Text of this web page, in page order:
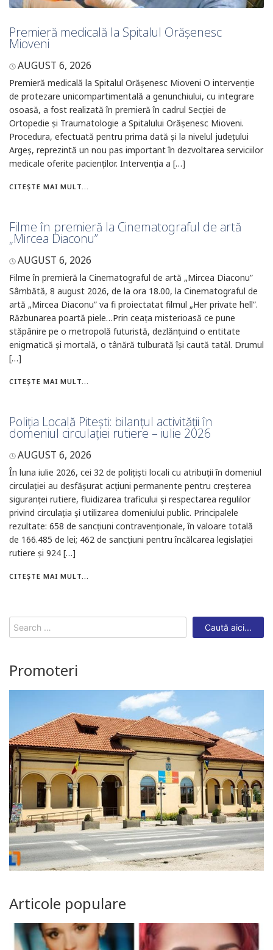
Premieră medicală la Spitalul Orășenesc
Mioveni
AUGUST 6, 2026
Premieră medicală la Spitalul Orășenesc Mioveni O intervenție
de protezare unicompartimentală a genunchiului, cu integrare
osoasă, a fost realizată în premieră în cadrul Secției de
Ortopedie și Traumatologie a Spitalului Orășenesc Mioveni.
Procedura, efectuată pentru prima dată și la nivelul județului
Argeș, reprezintă un nou pas important în dezvoltarea serviciilor
medicale oferite pacienților. Intervenția a […]
CITEȘTE MAI MULT...
Filme în premieră la Cinematograful de artă
„Mircea Diaconu”
AUGUST 6, 2026
Filme în premieră la Cinematograful de artă „Mircea Diaconu”
Sâmbătă, 8 august 2026, de la ora 18.00, la Cinematograful de
artă „Mircea Diaconu” va fi proiectatat filmul „Her private hell”.
Răzbunarea poartă piele…Prin ceața misterioasă ce pune
stăpânire pe o metropolă futuristă, dezlănțuind o entitate
enigmatică și mortală, o tânără tulburată își caută tatăl. Drumul
[…]
CITEȘTE MAI MULT...
Poliția Locală Pitești: bilanțul activității în
domeniul circulației rutiere – iulie 2026
AUGUST 6, 2026
În luna iulie 2026, cei 32 de polițiști locali cu atribuții în domeniul
circulației au desfășurat acțiuni permanente pentru creșterea
siguranței rutiere, fluidizarea traficului și respectarea regulilor
privind circulația și utilizarea domeniului public. Principalele
rezultate: 658 de sancțiuni contravenționale, în valoare totală
de 166.485 de lei; 462 de sancțiuni pentru încălcarea legislației
rutiere și 924 […]
CITEȘTE MAI MULT...
Search
for:
Promoteri
Articole populare